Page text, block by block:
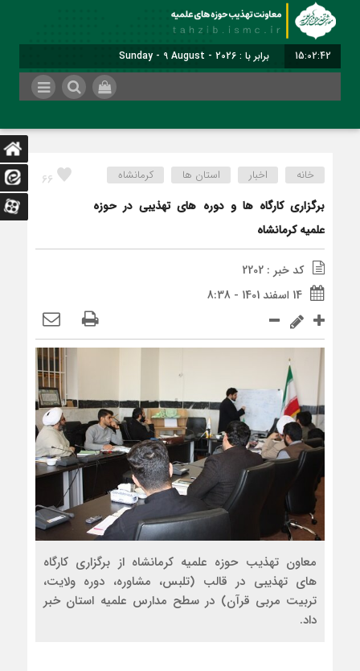
15:02:43 برابر با : Sunday - 9 August - 2026
66 خانه اخبار استان ها کرمانشاه
برگزاری کارگاه ها و دوره های تهذیبی در حوزه
علمیه کرمانشاه
کد خبر : 2202
14 اسفند 1401 - 8:38
معاون تهذیب حوزه علمیه کرمانشاه از برگزاری کارگاه
های تهذیبی در قالب (تلبس، مشاوره، دوره ولایت،
تربیت مربی قرآن) در سطح مدارس علمیه استان خبر
داد.